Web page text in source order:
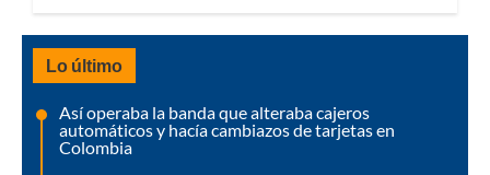
Lo último
Así operaba la banda que alteraba cajeros
automáticos y hacía cambiazos de tarjetas en
Colombia